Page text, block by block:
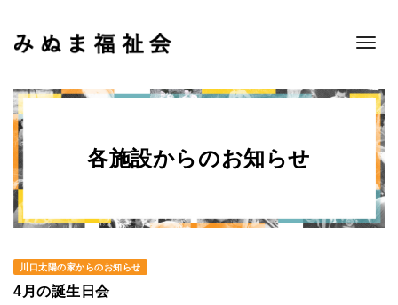
Toggle
各施設からのお知らせ
川口太陽の家からのお知らせ
4月の誕生日会